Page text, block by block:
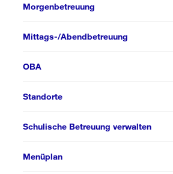
Morgenbetreuung
Mittags-/Abendbetreuung
OBA
Standorte
Schulische Betreuung verwalten
Menüplan